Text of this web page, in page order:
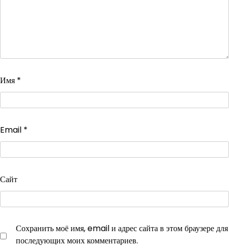
Имя *
Email *
Сайт
Сохранить моё имя, email и адрес сайта в этом браузере для
последующих моих комментариев.